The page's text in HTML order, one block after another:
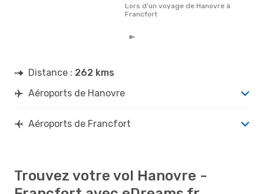
Lors d'un voyage de Hanovre à
Francfort
Distance : 262 kms
Aéroports de Hanovre
Aéroports de Francfort
Trouvez votre vol Hanovre -